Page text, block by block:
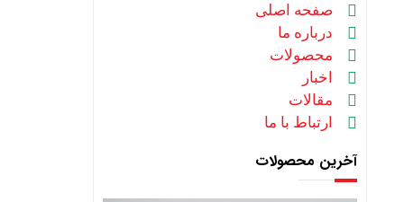
صفحه اصلی
درباره ما
محصولات
اخبار
مقالات
ارتباط با ما
آخرین محصولات